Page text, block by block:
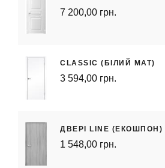
7 200,00 грн.
CLASSIC (БІЛИЙ МАТ)
3 594,00 грн.
ДВЕРІ LINE (ЕКОШПОН)
1 548,00 грн.